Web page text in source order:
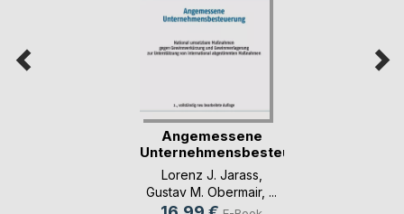
Angemessene
Unternehmensbesteuerung
Lorenz J. Jarass
Gustav M. Obermair, ...